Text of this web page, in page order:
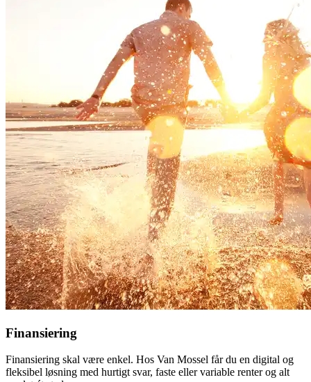
Finansiering
Finansiering skal være enkel. Hos Van Mossel får du en digital og
fleksibel løsning med hurtigt svar, faste eller variable renter og alt